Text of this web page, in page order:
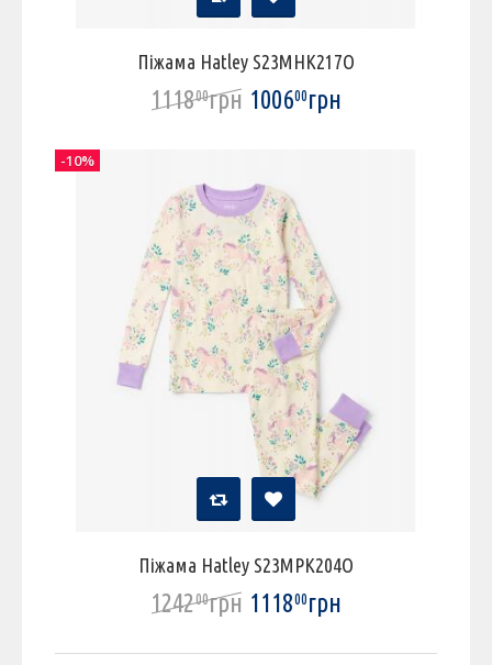
Піжама Hatley S23MHK217O
111800грн 100600грн
Піжама Hatley S23MPK204O
124200грн 111800грн
-10%